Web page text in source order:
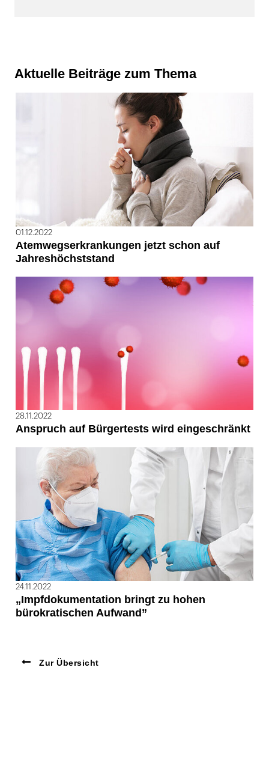
Aktuelle Beiträge zum Thema
01.12.2022
Atemwegserkrankungen jetzt schon auf
Jahreshöchststand
28.11.2022
Anspruch auf Bürgertests wird eingeschränkt
24.11.2022
„Impfdokumentation bringt zu hohen
bürokratischen Aufwand”
Zur Übersicht